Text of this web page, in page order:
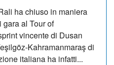
ha chiuso in maniera
gara al Tour of
vincente di Dusan
Kahramanmaraş di
italiana ha infatti...